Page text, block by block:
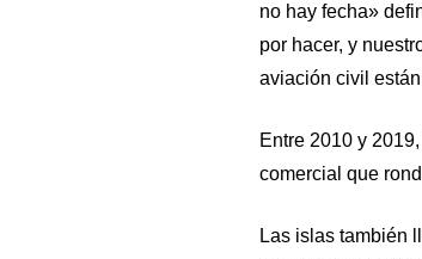
no hay fecha»
por hacer, y
aviación civil
Entre 2010 y
comercial que
Las islas también